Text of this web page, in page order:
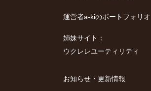
運営者a-kiのポートフォリオ
姉妹サイト：
ウクレレユーティリティ
お知らせ・更新情報